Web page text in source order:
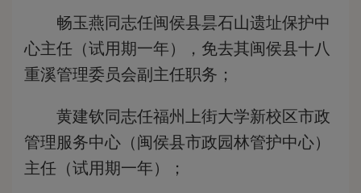
畅玉燕同志任闽侯县昙石山遗址保护中
心主任（试用期一年），免去其闽侯县十八
重溪管理委员会副主任职务；
黄建钦同志任福州上街大学新校区市政
管理服务中心（闽侯县市政园林管护中心）
主任（试用期一年）；